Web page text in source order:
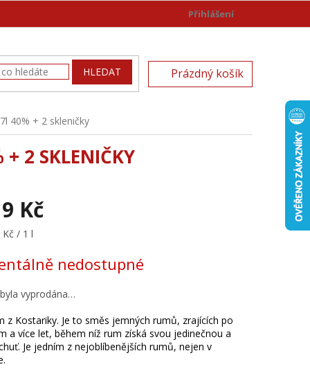
Přihlášení
HLEDAT
NÁKUPNÍ
KOŠÍK
Prázdný košík
40% + 2 skleničky
2 SKLENIČKY
Kč
/ 1 l
nedostupné
vyprodána…
z Kostariky. Je to směs jemných rumů, zrajících po
a více let, během níž rum získá svou jedinečnou a
Je jedním z nejoblíbenějších rumů, nejen v